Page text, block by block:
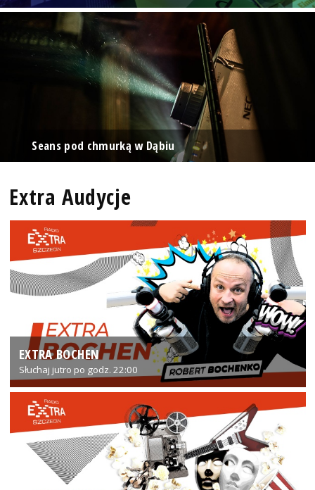
Seans pod chmurką w Dąbiu
Extra Audycje
EXTRA BOCHEN
Słuchaj jutro po godz. 22:00